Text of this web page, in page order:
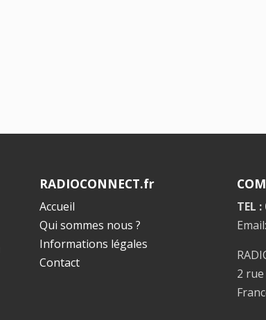
RADIOCONNECT.fr
Accueil
Qui sommes nous ?
Informations légales
Contact
TEL
Email:
2 rue